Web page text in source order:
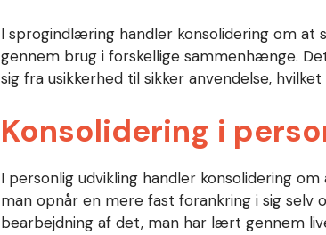
I sprogindlæring handler konsolidering om at
gennem brug i forskellige sammenhænge.
sig fra usikkerhed til sikker anvendelse,
Konsolidering i
I personlig udvikling handler konsolidering
man opnår en mere fast forankring i sig selv
bearbejdning af det, man har lært gennem